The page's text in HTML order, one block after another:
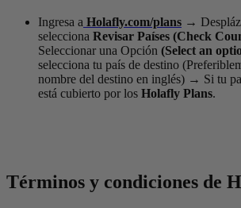
Ingresa a Holafly.com/plans →
selecciona Revisar Países (Check
Seleccionar una Opción (Select an
selecciona tu país de destino
nombre del destino en inglés) → Si tu
está cubierto por los Holafly Plans.
Términos y condiciones de